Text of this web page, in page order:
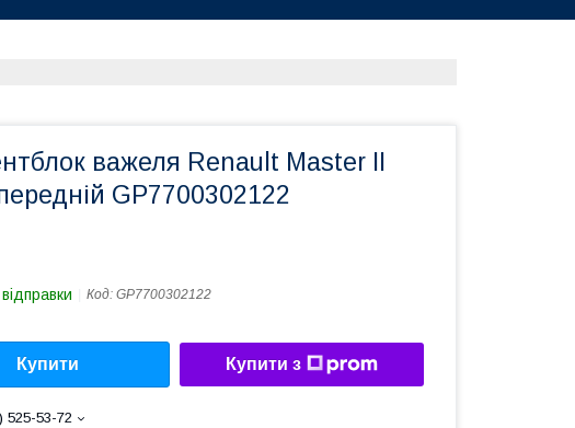
важеля Renault Master II
GP7700302122
Код: GP7700302122
Купити Купити з
525-53-72